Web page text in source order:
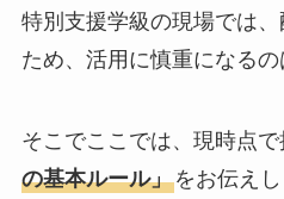
特別支援学級の現場では
ため、活用に慎重になるの
そこでここでは、現時点
の基本ルール」をお伝えし